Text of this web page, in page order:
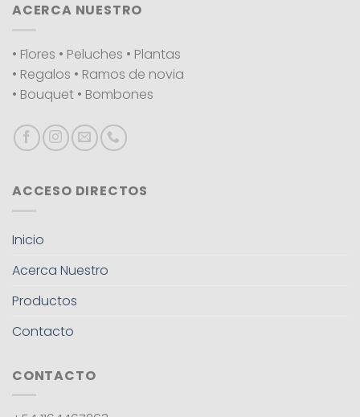
ACERCA NUESTRO
• Flores • Peluches • Plantas
• Regalos • Ramos de novia
• Bouquet • Bombones
ACCESO DIRECTOS
Inicio
Acerca Nuestro
Productos
Contacto
CONTACTO